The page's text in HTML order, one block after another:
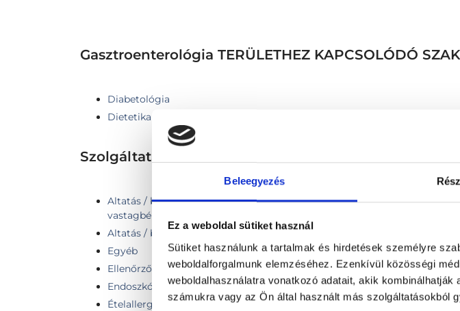
Beleegyezés
Ez a weboldal sütiket használ
Sütiket használunk a tartalmak és hirdetések személyre
weboldalforgalmunk elemzéséhez. Ezenkívül közösségi
weboldalhasználatra vonatkozó adatait, akik
számukra vagy az Ön által használt más szolgáltatásokból
Gasztroenterológia TERÜLETHEZ KAPCSOLÓDÓ
Diabetológia
Dietetika
Szolgáltatások
Altatás / bódítás együlésben végzett gyomortükrözéshez és
vastagbéltükrözéshez
Altatás / bódítás gyomortükrözéshez vagy vastagbéltükrözéshez
Egyéb
Ellenőrző vizsgálat
Endoszkópia előtti szakorvosi vizsgálat
Ételallergiák és intoleranciák szűrés